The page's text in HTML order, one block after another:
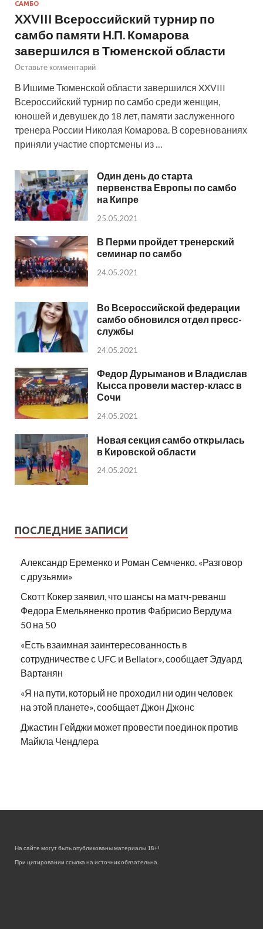
САМБО
XXVIII Всероссийский турнир по
самбо памяти Н.П. Комарова
завершился в Тюменской области
Оставьте комментарий
В Ишиме Тюменской области завершился XXVIII
Всероссийский турнир по самбо среди женщин,
юношей и девушек до 18 лет, памяти заслуженного
тренера России Николая Комарова. В соревнованиях
приняли участие спортсмены из …
Один день до старта
первенства Европы по самбо
на Кипре
25.05.2021
В Перми пройдет тренерский
семинар по самбо
24.05.2021
Во Всероссийской федерации
самбо обновился отдел пресс-
службы
24.05.2021
Федор Дурыманов и Владислав
Кысса провели мастер-класс в
Сочи
24.05.2021
Новая секция самбо открылась
в Кировской области
24.05.2021
ПОСЛЕДНИЕ ЗАПИСИ
Александр Еременко и Роман Семченко. «Разговор
с друзьями»
Скотт Кокер заявил, что шансы на матч-реванш
Федора Емельяненко против Фабрисио Вердума
50 на 50
«Есть взаимная заинтересованность в
сотрудничестве с UFC и Bellator», сообщает Эдуард
Вартанян
«Я на пути, который не проходил ни один человек
на этой планете», сообщает Джон Джонс
Джастин Гейджи может провести поединок против
Майкла Чендлера
На сайте могут быть опубликованы материалы 18+!
При цитировании ссылка на источник обязательна.